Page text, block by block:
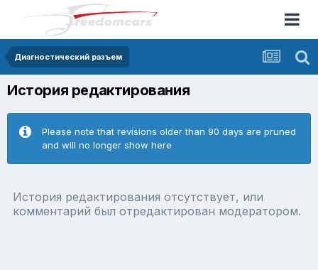
Диагностический разъем
История редактирования
Please note that revisions older than 90 days are pruned
and will no longer show here
История редактирования отсутствует, или
комментарий был отредактирован модератором.